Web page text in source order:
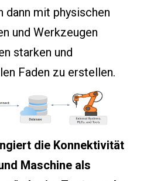
dann mit physischen
und Werkzeugen
starken und
Faden zu erstellen.
die Konnektivität
Maschine als